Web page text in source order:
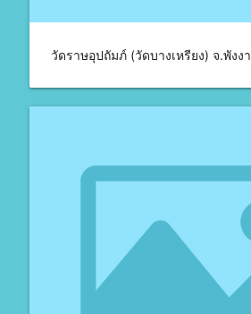
วัดราษอุปถัมภ์ (วัดบางเหรียง) จ.พังงา